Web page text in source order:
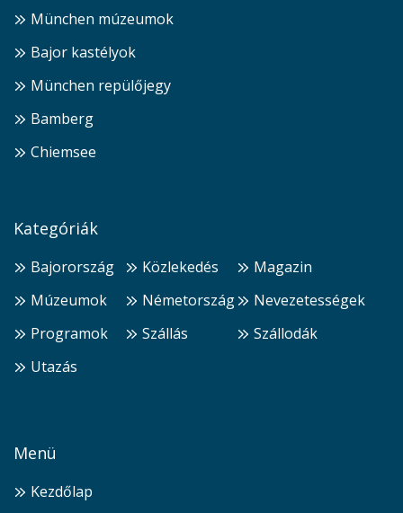
München múzeumok
Bajor kastélyok
München repülőjegy
Bamberg
Chiemsee
Kategóriák
Bajorország Közlekedés
Magazin
Múzeumok
Németország
Nevezetességek
Programok
Szállás
Szállodák
Utazás
Menü
Kezdőlap